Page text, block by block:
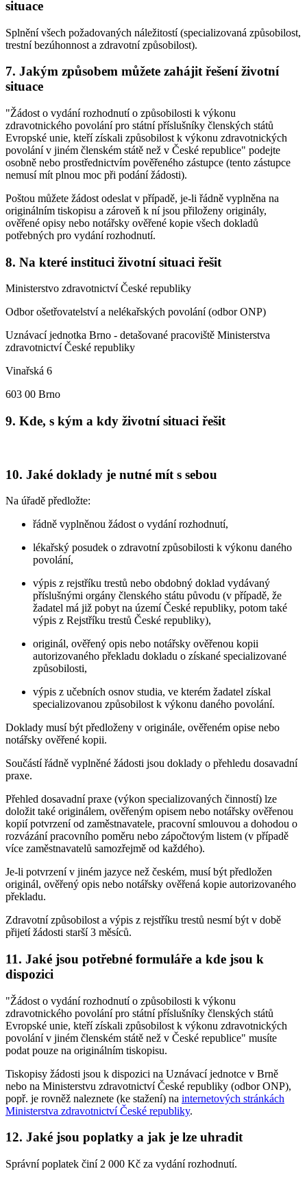
situace
Splnění všech požadovaných náležitostí (specializovaná způsobilost,
trestní bezúhonnost a zdravotní způsobilost).
7. Jakým způsobem můžete zahájit řešení životní
situace
"Žádost o vydání rozhodnutí o způsobilosti k výkonu
zdravotnického povolání pro státní příslušníky členských států
Evropské unie, kteří získali způsobilost k výkonu zdravotnických
povolání v jiném členském státě než v České republice" podejte
osobně nebo prostřednictvím pověřeného zástupce (tento zástupce
nemusí mít plnou moc při podání žádosti).
Poštou můžete žádost odeslat v případě, je-li řádně vyplněna na
originálním tiskopisu a zároveň k ní jsou přiloženy originály,
ověřené opisy nebo notářsky ověřené kopie všech dokladů
potřebných pro vydání rozhodnutí.
8. Na které instituci životní situaci řešit
Ministerstvo zdravotnictví České republiky
Odbor ošetřovatelství a nelékařských povolání (odbor ONP)
Uznávací jednotka Brno - detašované pracoviště Ministerstva
zdravotnictví České republiky
Vinařská 6
603 00 Brno
9. Kde, s kým a kdy životní situaci řešit
10. Jaké doklady je nutné mít s sebou
Na úřadě předložte:
řádně vyplněnou žádost o vydání rozhodnutí,
lékařský posudek o zdravotní způsobilosti k výkonu daného
povolání,
výpis z rejstříku trestů nebo obdobný doklad vydávaný
příslušnými orgány členského státu původu (v případě, že
žadatel má již pobyt na území České republiky, potom také
výpis z Rejstříku trestů České republiky),
originál, ověřený opis nebo notářsky ověřenou kopii
autorizovaného překladu dokladu o získané specializované
způsobilosti,
výpis z učebních osnov studia, ve kterém žadatel získal
specializovanou způsobilost k výkonu daného povolání.
Doklady musí být předloženy v originále, ověřeném opise nebo
notářsky ověřené kopii.
Součástí řádně vyplněné žádosti jsou doklady o přehledu dosavadní
praxe.
Přehled dosavadní praxe (výkon specializovaných činností) lze
doložit také originálem, ověřeným opisem nebo notářsky ověřenou
kopií potvrzení od zaměstnavatele, pracovní smlouvou a dohodou o
rozvázání pracovního poměru nebo zápočtovým listem (v případě
více zaměstnavatelů samozřejmě od každého).
Je-li potvrzení v jiném jazyce než českém, musí být předložen
originál, ověřený opis nebo notářsky ověřená kopie autorizovaného
překladu.
Zdravotní způsobilost a výpis z rejstříku trestů nesmí být v době
přijetí žádosti starší 3 měsíců.
11. Jaké jsou potřebné formuláře a kde jsou k
dispozici
"Žádost o vydání rozhodnutí o způsobilosti k výkonu
zdravotnického povolání pro státní příslušníky členských států
Evropské unie, kteří získali způsobilost k výkonu zdravotnických
povolání v jiném členském státě než v České republice" musíte
podat pouze na originálním tiskopisu.
Tiskopisy žádosti jsou k dispozici na Uznávací jednotce v Brně
nebo na Ministerstvu zdravotnictví České republiky (odbor ONP),
popř. je rovněž naleznete (ke stažení) na internetových stránkách
Ministerstva zdravotnictví České republiky.
12. Jaké jsou poplatky a jak je lze uhradit
Správní poplatek činí 2 000 Kč za vydání rozhodnutí.